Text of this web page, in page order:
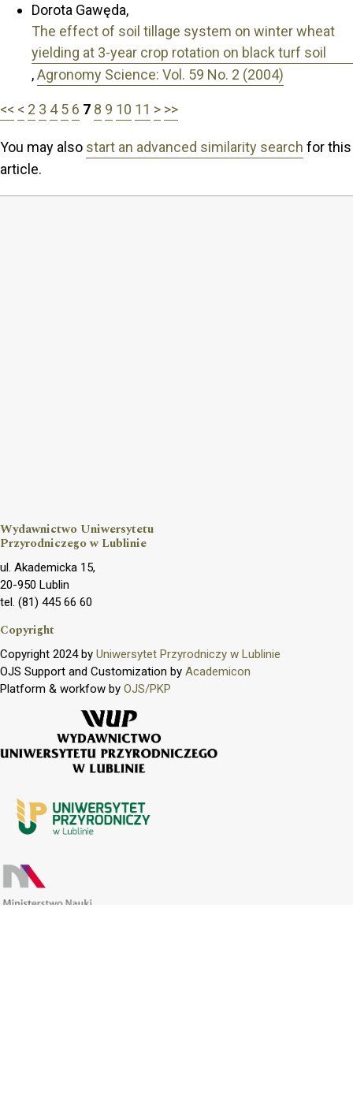
Dorota Gawęda,
The effect of soil tillage system on winter wheat
yielding at 3-year crop rotation on black turf soil
,Agronomy Science: Vol. 59 No. 2 (2004)
<< < 2 3 4 5 6 7 8 9 10 11 > >>
You may also start an advanced similarity search for this
article.
Wydawnictwo Uniwersytetu
Przyrodniczego w Lublinie
ul. Akademicka 15,
20-950 Lublin
tel. (81) 445 66 60
Copyright
Copyright 2024 by Uniwersytet Przyrodniczy w Lublinie
OJS Support and Customization by Academicon
Platform & workfow by OJS/PKP